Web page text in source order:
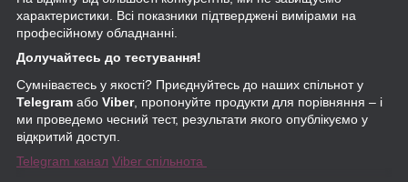
характеристики. Всі показники підтверджені вимірами на
професійному обладнанні.
Долучайтесь до тестування!
Сумніваєтесь у якості? Приєднуйтесь до наших спільнот у
Telegram або Viber, пропонуйте продукти для порівняння – і
ми проведемо чесний тест, результати якого опублікуємо у
відкритий доступ.
Telegram канал Viber спільнота